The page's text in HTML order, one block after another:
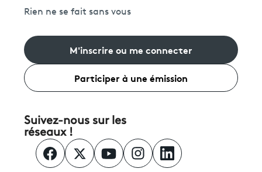
Rien ne se fait sans vous
M'inscrire ou me connecter
Participer à une émission
Suivez-nous sur les
réseaux !